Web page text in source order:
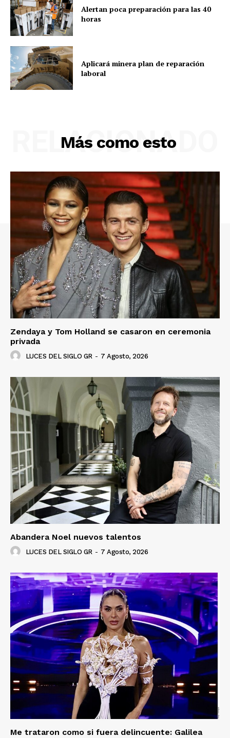
Luces
Del Siglo
Alertan poca preparación para las 40
horas
Aplicará minera plan de reparación
laboral
Más como esto
RELACIONADO
Zendaya y Tom Holland se casaron en ceremonia
privada
LUCES DEL SIGLO GR - 7 Agosto, 2026
Abandera Noel nuevos talentos
LUCES DEL SIGLO GR - 7 Agosto, 2026
Me trataron como si fuera delincuente: Galilea